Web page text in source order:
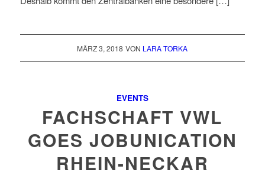
MÄRZ 3, 2018 VON LARA TORKA
EVENTS
FACHSCHAFT VWL
GOES JOBUNICATION
RHEIN-NECKAR